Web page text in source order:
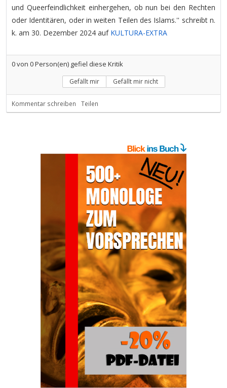
und Queerfeindlichkeit einhergehen, ob nun bei den Rechten
oder Identitären, oder in weiten Teilen des Islams.'' schreibt n.
k. am 30. Dezember 2024 auf KULTURA-EXTRA
0von 0Person(en) gefiel diese Kritik
Gefällt mir Gefällt mir nicht
Kommentar schreiben Teilen